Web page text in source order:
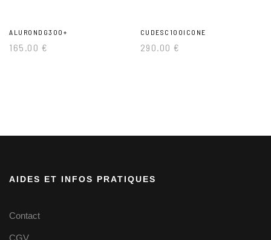
ALURONDG300+
165.00 €
CUDESC100ICONE
290.00 €
AIDES ET INFOS PRATIQUES
Contact
CGV